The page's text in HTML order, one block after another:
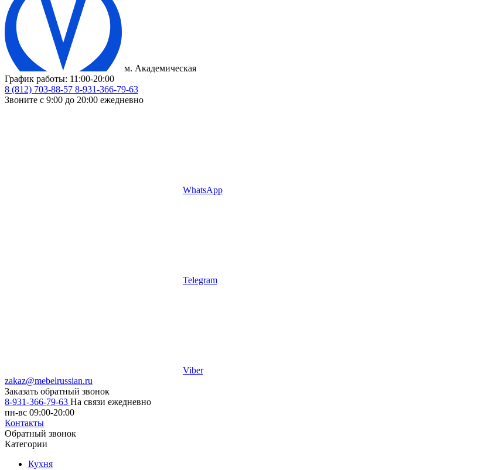
м. Академическая
График работы: 11:00-20:00
8 (812) 703-88-57 8-931-366-79-63
Звоните с 9:00 до 20:00 ежедневно
WhatsApp
Telegram
Viber
zakaz@mebelrussian.ru
Заказать обратный звонок
8-931-366-79-63 На связи ежедневно
пн-вс 09:00-20:00
Контакты
Обратный звонок
Категории
Кухня